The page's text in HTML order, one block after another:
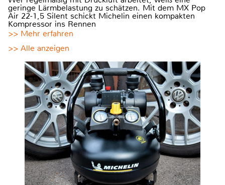
geringe Lärmbelastung zu schätzen. Mit dem MX Pop
Air 22-1,5 Silent schickt Michelin einen kompakten
Kompressor ins Rennen
>> Mehr erfahren
>> Alle anzeigen